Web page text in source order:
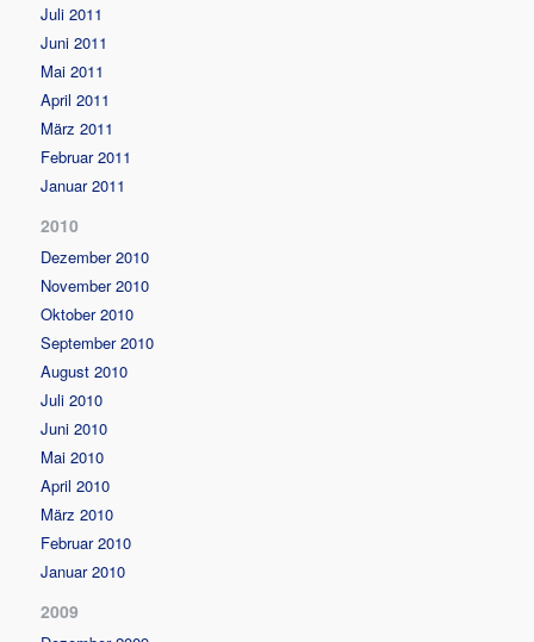
Juli 2011
Juni 2011
Mai 2011
April 2011
März 2011
Februar 2011
Januar 2011
2010
Dezember 2010
November 2010
Oktober 2010
September 2010
August 2010
Juli 2010
Juni 2010
Mai 2010
April 2010
März 2010
Februar 2010
Januar 2010
2009